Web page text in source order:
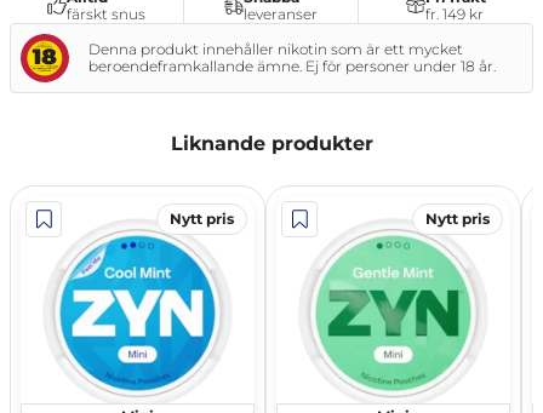
färskt snus
leveranser
fr. 149 kr
Denna produkt innehåller nikotin som är ett mycket
beroendeframkallande ämne. Ej för personer under 18 år.
Liknande produkter
Nytt pris Nytt pris